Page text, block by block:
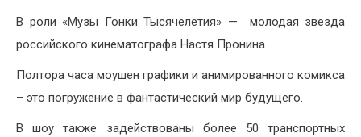
В роли «Музы Гонки Тысячелетия» — молодая звезда
российского кинематографа Настя Пронина.
Полтора часа моушен графики и анимированного комикса
– это погружение в фантастический мир будущего.
В шоу также задействованы более 50 транспортных